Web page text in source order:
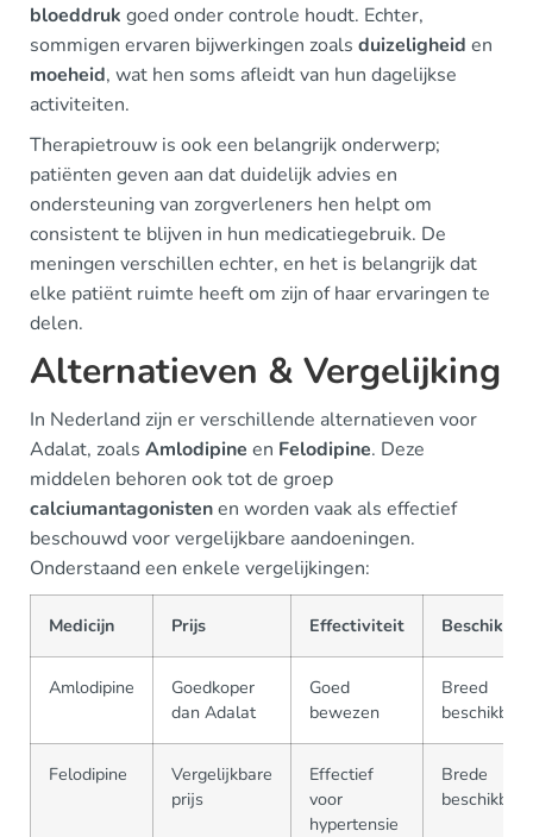
bloeddruk goed onder controle houdt. Echter,
sommigen ervaren bijwerkingen zoals duizeligheid en
moeheid, wat hen soms afleidt van hun dagelijkse
activiteiten.
Therapietrouw is ook een belangrijk onderwerp;
patiënten geven aan dat duidelijk advies en
ondersteuning van zorgverleners hen helpt om
consistent te blijven in hun medicatiegebruik. De
meningen verschillen echter, en het is belangrijk dat
elke patiënt ruimte heeft om zijn of haar ervaringen te
delen.
Alternatieven & Vergelijking
In Nederland zijn er verschillende alternatieven voor
Adalat, zoals Amlodipine en Felodipine. Deze
middelen behoren ook tot de groep
calciumantagonistenen worden vaak als effectief
beschouwd voor vergelijkbare aandoeningen.
Onderstaand een enkele vergelijkingen:
Medicijn Prijs Effectiviteit
Amlodipine
Goedkoper
dan Adalat
Goed
bewezen
Breed
beschikbaar
Felodipine
Vergelijkbare
prijs
Effectief
voor
hypertensie
Brede